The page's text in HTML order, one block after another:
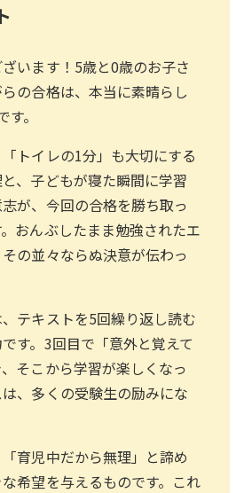
います！5歳と0歳のお子さ
の合格は、本当に素晴らし
。
トイレの1分」も大切にする
、子どもが寝た瞬間に学習
が、今回の合格を勝ち取っ
おんぶしたまま勉強されたエ
の並々ならぬ決意が伝わっ
テキストを5回繰り返し読む
す。3回目で「意外と覚えて
そこから学習が楽しくなっ
、多くの受験生の励みにな
育児中だから無理」と諦め
希望を与えるものです。これ